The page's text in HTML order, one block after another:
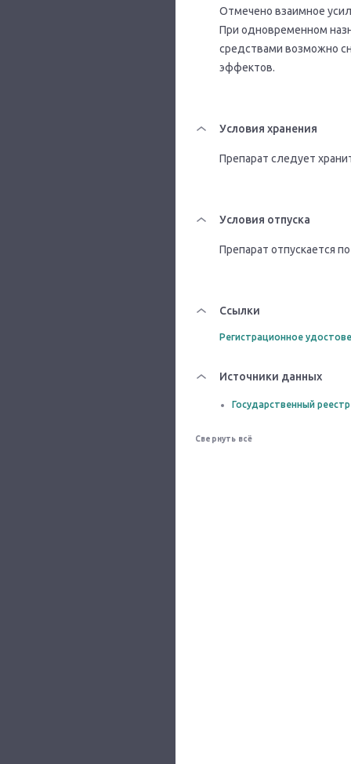
Отмечено взаимное
При одновременном
средствами возможно
эффектов.
Условия хранения
Препарат следует
Условия отпуска
Препарат отпускается
Ссылки
Регистрационное
Источники данных
Государственный
Свернуть всё